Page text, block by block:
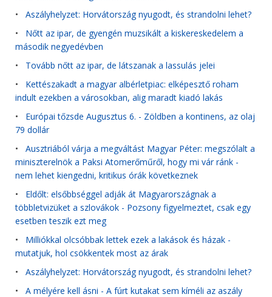
• Aszályhelyzet: Horvátország nyugodt, és strandolni lehet?
• Nőtt az ipar, de gyengén muzsikált a kiskereskedelem a
második negyedévben
• Tovább nőtt az ipar, de látszanak a lassulás jelei
• Kettészakadt a magyar albérletpiac: elképesztő roham
indult ezekben a városokban, alig maradt kiadó lakás
• Európai tőzsde Augusztus 6. - Zöldben a kontinens, az olaj
79 dollár
• Ausztriából várja a megváltást Magyar Péter: megszólalt a
miniszterelnök a Paksi Atomerőműről, hogy mi vár ránk -
nem lehet kiengedni, kritikus órák következnek
• Eldőlt: elsőbbséggel adják át Magyarországnak a
többletvizüket a szlovákok - Pozsony figyelmeztet, csak egy
esetben teszik ezt meg
• Milliókkal olcsóbbak lettek ezek a lakások és házak -
mutatjuk, hol csökkentek most az árak
• Aszályhelyzet: Horvátország nyugodt, és strandolni lehet?
• A mélyére kell ásni - A fúrt kutakat sem kíméli az aszály